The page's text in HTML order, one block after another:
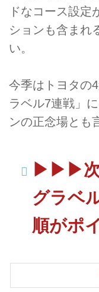
ドなコース設定
ションも含まれ
い。
今季はトヨタの
ラベル7連戦」
ンの正念場とも
▶︎▶︎▶︎次
グラベ
順がポ